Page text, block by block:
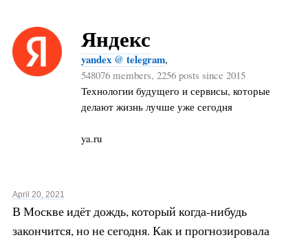
Яндекс
yandex @ telegram,
548076 members, 2256 posts since 2015
Технологии будущего и сервисы, которые
делают жизнь лучше уже сегодня
ya.ru
April 20, 2021
В Москве идёт дождь, который когда-нибудь
закончится, но не сегодня. Как и прогнозировала